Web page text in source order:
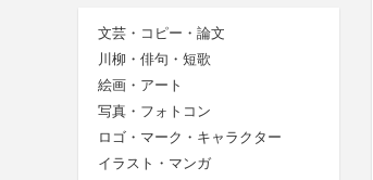
文芸・コピー・論文
川柳・俳句・短歌
絵画・アート
写真・フォトコン
ロゴ・マーク・キャラクター
イラスト・マンガ